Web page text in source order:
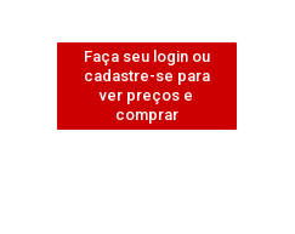
Faça seu login ou
cadastre-se para
ver preços e
comprar